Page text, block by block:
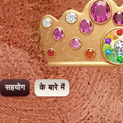
सहयोग के बारे में